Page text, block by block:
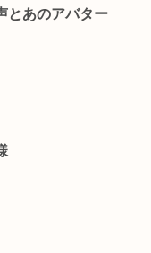
とあのアバター